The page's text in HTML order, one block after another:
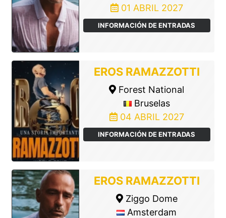
01 ABRIL 2027
INFORMACIÓN DE ENTRADAS
EROS RAMAZZOTTI
Forest National
Bruselas
04 ABRIL 2027
INFORMACIÓN DE ENTRADAS
EROS RAMAZZOTTI
Ziggo Dome
Amsterdam